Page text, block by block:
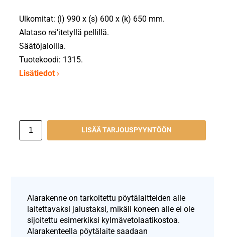
Ulkomitat: (l) 990 x (s) 600 x (k) 650 mm.
Alataso rei’itetyllä pellillä.
Säätöjaloilla.
Tuotekoodi: 1315.
Lisätiedot ›
LISÄÄ TARJOUSPYYNTÖÖN
Alarakenne on tarkoitettu pöytälaitteiden alle
laitettavaksi jalustaksi, mikäli koneen alle ei ole
sijoitettu esimerkiksi kylmävetolaatikostoa.
Alarakenteella pöytälaite saadaan